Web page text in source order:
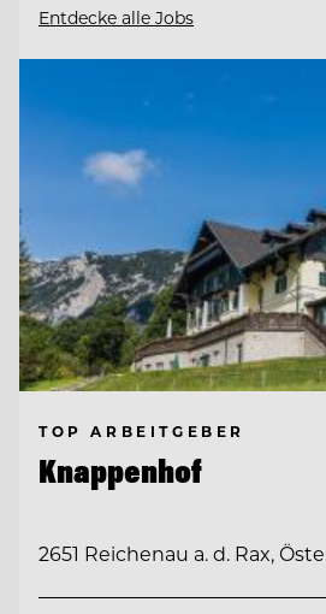
Entdecke alle Jobs
TOP ARBEITGEBER
Knappenhof
2651 Reichenau a. d. Rax,